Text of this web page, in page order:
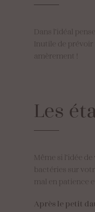
Dans l’idéal
Inutile de prévoir
amèrement !
Les
Même si l’idée
bactéries sur
mal en patience
Après le petit